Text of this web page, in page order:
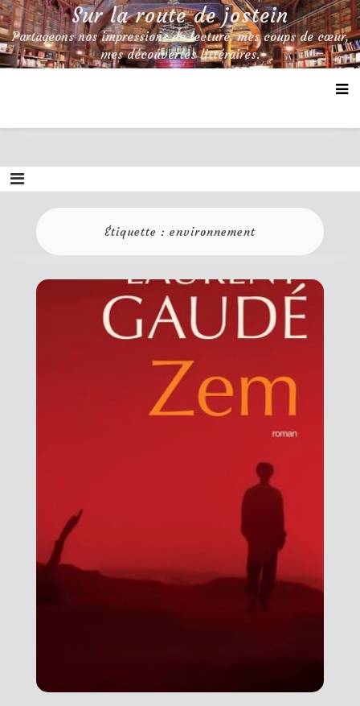
Skip
to
content
Sur la route de jostein
Partageons nos impressions de lecture, mes coups de cœur,
mes découvertes littéraires.
Étiquette : environnement